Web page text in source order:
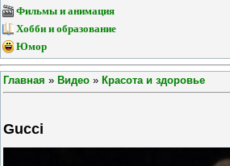
Фильмы и анимация
Хобби и образование
Юмор
Главная » Видео » Красота и здоровье
Gucci